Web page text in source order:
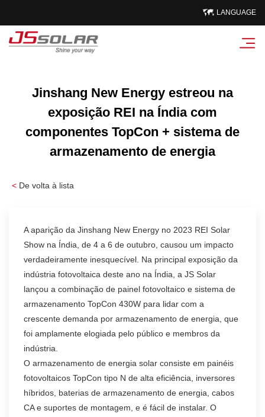
LANGUAGE
Jinshang New Energy estreou na
exposição REI na Índia com
componentes TopCon + sistema de
armazenamento de energia
< De volta à lista
A aparição da Jinshang New Energy no 2023 REI Solar
Show na Índia, de 4 a 6 de outubro, causou um impacto
verdadeiramente inesquecível. Na principal exposição da
indústria fotovoltaica deste ano na Índia, a JS Solar
lançou a combinação de painel fotovoltaico e sistema de
armazenamento TopCon 430W para lidar com a
crescente demanda por armazenamento de energia, que
foi amplamente elogiada pelo público e membros da
indústria.
O armazenamento de energia solar consiste em painéis
fotovoltaicos TopCon tipo N de alta eficiência, inversores
híbridos, baterias de armazenamento de energia, cabos
CA e suportes de montagem, e é fácil de instalar. O